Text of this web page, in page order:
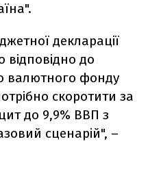
декларації
відповідно до
валютного фонду
скоротити за
до 9,9% ВВП з
сценарій", –